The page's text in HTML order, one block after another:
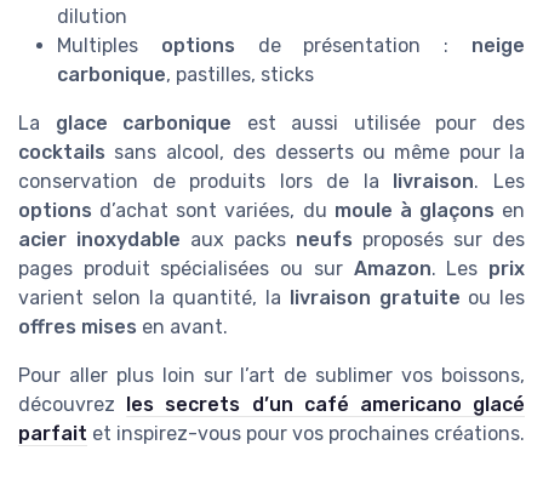
dilution
Multiples options de présentation : neige
carbonique, pastilles, sticks
La glace carbonique est aussi utilisée pour des
cocktails sans alcool, des desserts ou même pour la
conservation de produits lors de la livraison. Les
options d’achat sont variées, du moule à glaçons en
acier inoxydable aux packs neufs proposés sur des
pages produit spécialisées ou sur Amazon. Les prix
varient selon la quantité, la livraison gratuite ou les
offres mises en avant.
Pour aller plus loin sur l’art de sublimer vos boissons,
découvrez les secrets d’un café americano glacé
parfait et inspirez-vous pour vos prochaines créations.